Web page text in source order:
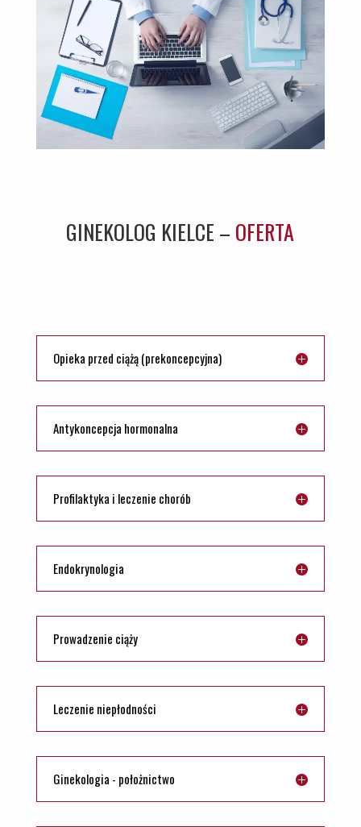
GINEKOLOG KIELCE – OFERTA
Opieka przed ciążą (prekoncepcyjna)
Antykoncepcja hormonalna
Profilaktyka i leczenie chorób
Endokrynologia
Prowadzenie ciąży
Leczenie niepłodności
Ginekologia - położnictwo